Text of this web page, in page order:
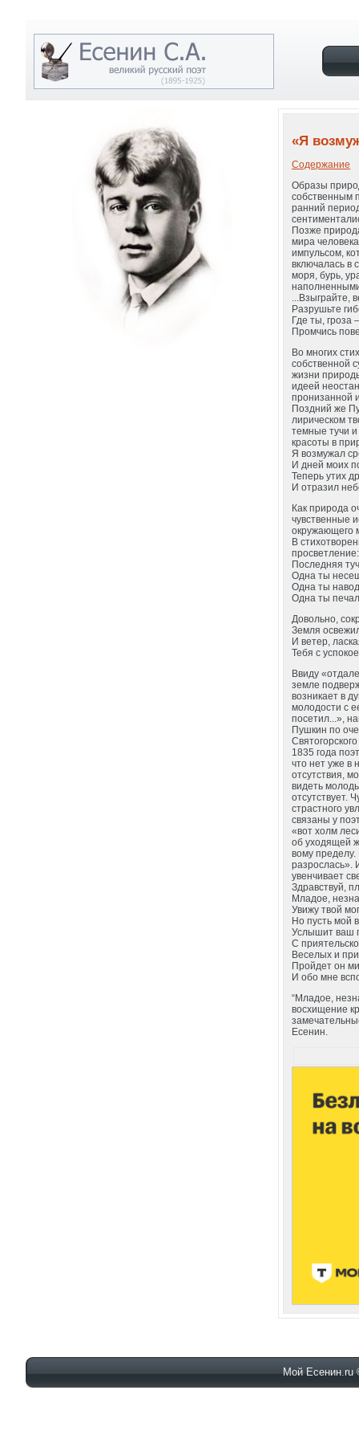
«Я
Содержание
Образы
собственным
ранний
Позже
мира
импульсом,
включалась в
моря, бурь,
...Взыграйте,
Разрушьте
Где ты,
Промчись
Во многих
собственной
жизни
идеей
пронизанной
Поздний же
лирическом
темные тучи
красоты в
Я возмужал
И дней моих
Теперь утих
И отразил
Как природа
чувственные
окружающего
В
просветление:
Последняя
Одна ты
Одна ты
Одна ты
Довольно,
Земля
И ветер,
Тебя с
Ввиду
земле
возникает в
молодости с
посетил...»,
Пушкин по
1835 года
что нет уже в
отсутствия,
видеть
отсутствует.
страстного
связаны у
«вот холм
об уходящей
вому
разрослась».
увенчивает
Здравствуй,
Младое,
Увижу твой
Но пусть мой
Услышит ваш
С
Веселых и
Пройдет он
И обо мне
“Младое,
восхищение
Есенин.
Мой Есенин.ru